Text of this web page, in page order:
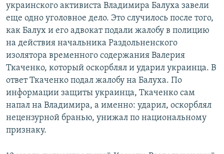
украинского активиста Владимира Балуха завели
еще одно уголовное дело. Это случилось после того,
как Балух и его адвокат подали жалобу в полицию
на действия начальника Раздольненского
изолятора временного содержания Валерия
Ткаченко, который оскорблял и ударил украинца. В
ответ Ткаченко подал жалобу на Балуха. По
информации защиты украинца, Ткаченко сам
напал на Владимира, а именно: ударил, оскорблял
нецензурной бранью, унижал по национальному
признаку.